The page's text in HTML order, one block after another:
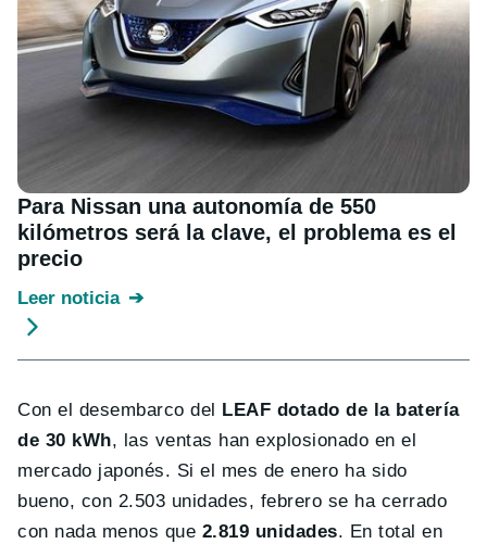
Para Nissan una autonomía de 550
kilómetros será la clave, el problema es el
precio
Leer noticia
Con el desembarco del LEAF dotado de la batería
de 30 kWh, las ventas han explosionado en el
mercado japonés. Si el mes de enero ha sido
bueno, con 2.503 unidades, febrero se ha cerrado
con nada menos que 2.819 unidades. En total en